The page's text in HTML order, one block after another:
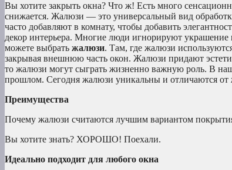
Вы хотите закрыть окна? Что ж! Есть много
снижается. Жалюзи — это универсальный вид
часто добавляют в комнату, чтобы добавить
декор интерьера. Многие люди игнорируют украшение
можете выбрать жалюзи. Там, где жалюзи
закрывая внешнюю часть окон. Жалюзи придают
то жалюзи могут сыграть жизненно важную роль. В
прошлом. Сегодня жалюзи уникальны и отличаются
Преимущества
Почему жалюзи считаются лучшим вариантом
Вы хотите знать? ХОРОШО! Поехали.
Идеально подходит для любого окна